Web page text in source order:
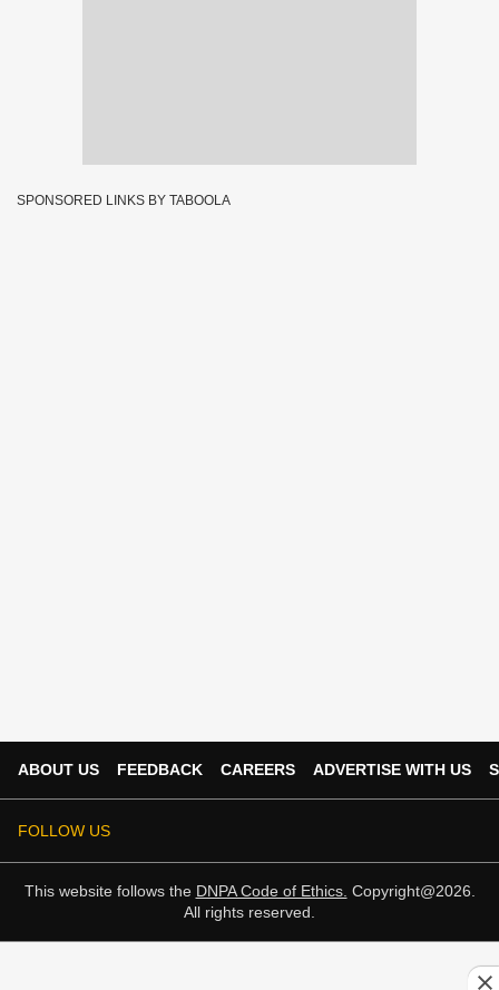
SPONSORED LINKS BY TABOOLA
ABOUT US FEEDBACK CAREERS ADVERTISE WITH US
FOLLOW US
This website follows the DNPA Code of Ethics. Copyright@2026.
All rights reserved.